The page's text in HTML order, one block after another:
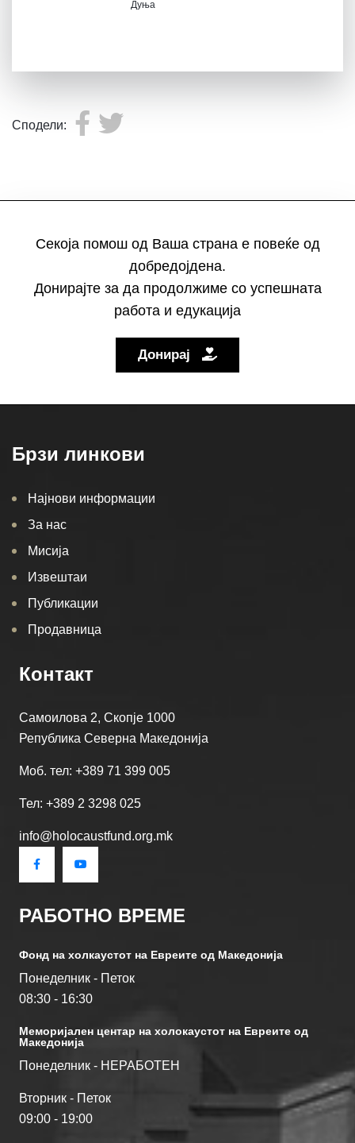
Дуња
Сподели:
Секоја помош од Ваша страна е повеќе од
добредојдена.
Донирајте за да продолжиме со успешната
работа и едукација
Донирај
Брзи линкови
Најнови информации
За нас
Мисија
Извештаи
Публикации
Продавница
Контакт
Самоилова 2, Скопје 1000
Република Северна Македонија
Моб. тел: +389 71 399 005
Тел: +389 2 3298 025
info@holocaustfund.org.mk
РАБОТНО ВРЕМЕ
Фонд на холкаустот на Евреите од Македониjа
Понеделник - Петок
08:30 - 16:30
Меморијален центар на холокаустот на Евреите од
Македонија
Понеделник - НЕРАБОТЕН
Вторник - Петок
09:00 - 19:00